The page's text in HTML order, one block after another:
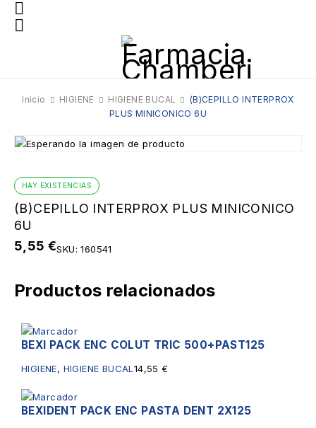
Inicio HIGIENE HIGIENE BUCAL
(B)CEPILLO INTERPROX
PLUS MINICONICO 6U
HAY EXISTENCIAS
(B)CEPILLO INTERPROX PLUS MINICONICO
6U
5,55 €SKU:160541
Productos relacionados
BEXI PACK ENC COLUT TRIC 500+PAST125
HIGIENE, HIGIENE BUCAL 14,55€
BEXIDENT PACK ENC PASTA DENT 2X125